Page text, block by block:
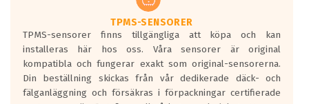
Ett däck med två svarta vågor är redan
godkända för år 2016 nya regelverk.
Ett däck med en svart våg kommer vara
minst tre decibel tystare än det
regelverk som börjar gälla 2016.
TPMS-SENSORER
TPMS-sensorer finns tillgängliga att köpa och kan
installeras här hos oss. Våra sensorer är original
kompatibla och fungerar exakt som original-sensorerna.
Din beställning skickas från vår dedikerade däck- och
fälganläggning och försäkras i förpackningar certifierade